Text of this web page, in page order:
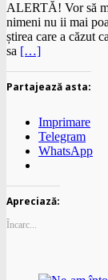
ALERTĂ! Vor să
nimeni nu ii mai
știrea care a căzut
sa […]
Partajează asta:
Imprimare
Telegram
WhatsApp
Apreciază:
Încarc...